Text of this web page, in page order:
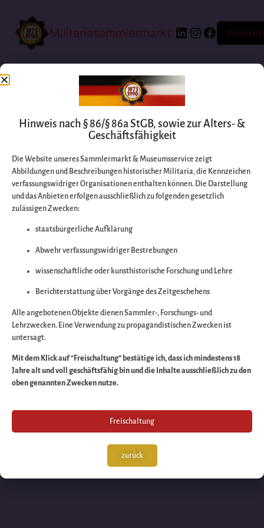
Militariasammlermarkt Anmelden
Entschuldigen Sie
bitte die
Wir arbeiten an
großartigen Sache
schauen Sie bald
wieder vorbei!
Hinweis nach § 86/§ 86a StGB, sowie zur Alters- &
Geschäftsfähigkeit
Die Website unseres Sammlermarkt & Museumsservice zeigt
Abbildungen und Beschreibungen historischer Militaria, die Kennzeichen
verfassungswidriger Organisationen enthalten können. Die Darstellung
und das Anbieten erfolgen ausschließlich zu folgenden gesetzlich
zulässigen Zwecken:
staatsbürgerliche Aufklärung
Abwehr verfassungswidriger Bestrebungen
wissenschaftliche oder kunsthistorische Forschung und Lehre
Berichterstattung über Vorgänge des Zeitgeschehens
Alle angebotenen Objekte dienen Sammler-, Forschungs- und
Lehrzwecken. Eine Verwendung zu propagandistischen Zwecken ist
untersagt.
Mit dem Klick auf “Freischaltung” bestätige ich, dass ich mindestens 18
Jahre alt und voll geschäftsfähig bin und die Inhalte ausschließlich zu den
oben genannten Zwecken nutze.
Freischaltung
zurück